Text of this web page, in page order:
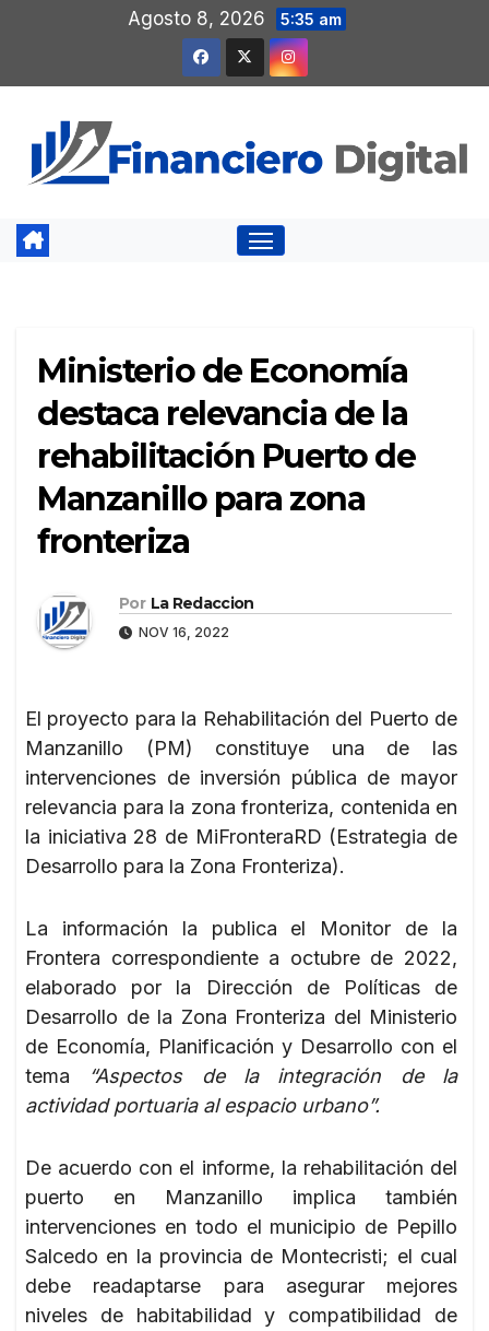
contenido
Agosto 8, 2026 5:35 am
Ministerio de Economía
destaca relevancia de la
rehabilitación Puerto de
Manzanillo para zona
fronteriza
Por La Redaccion
NOV 16, 2022
El proyecto para la Rehabilitación del Puerto de
Manzanillo (PM) constituye una de las
intervenciones de inversión pública de mayor
relevancia para la zona fronteriza, contenida en
la iniciativa 28 de MiFronteraRD (Estrategia de
Desarrollo para la Zona Fronteriza).
La información la publica el Monitor de la
Frontera correspondiente a octubre de 2022,
elaborado por la Dirección de Políticas de
Desarrollo de la Zona Fronteriza del Ministerio
de Economía, Planificación y Desarrollo con el
tema
“Aspectos de la integración de la
actividad portuaria al espacio urbano”.
De acuerdo con el informe, la rehabilitación del
puerto en Manzanillo implica también
intervenciones en todo el municipio de Pepillo
Salcedo en la provincia de Montecristi; el cual
debe readaptarse para asegurar mejores
niveles de habitabilidad y compatibilidad de